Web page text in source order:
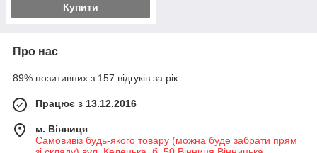
Купити
Про нас
89% позитивних з 157 відгуків за рік
Працює з 13.12.2016
м. Вінниця
Самовивіз будь-якого товару (можна буде забрати прям